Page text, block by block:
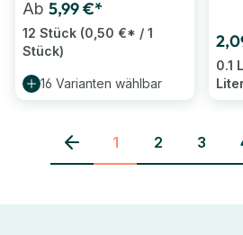
Ab 5,99 €*
12 Stück (0,50 €* / 1
Stück)
16 Varianten wählbar
0.1
Seite
1 Seite
2 Seite
3